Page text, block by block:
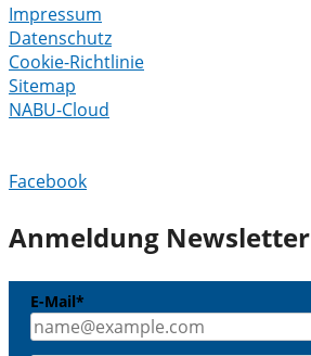
Impressum
Datenschutz
Cookie-Richtlinie
Sitemap
NABU-Cloud
Facebook
Anmeldung Newsletter
E-Mail*